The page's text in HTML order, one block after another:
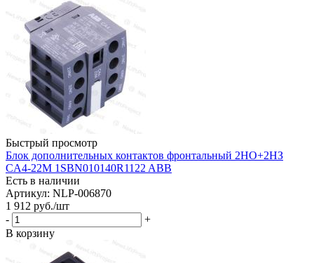
Быстрый просмотр
Блок дополнительных контактов фронтальный 2НО+2НЗ
CA4-22M 1SBN010140R1122 ABB
Есть в наличии
Артикул: NLP-006870
1 912 руб./шт
-
+
В корзину